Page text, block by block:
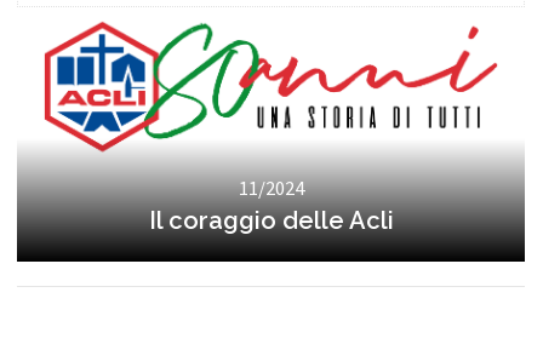
11/2024
Il coraggio delle Acli